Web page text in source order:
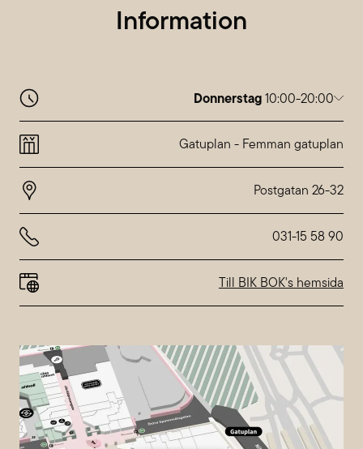
Information
Donnerstag10:00-20:00
Montag
10:00-20:00
10:00-20:00
10:00-20:00
Abweichende Öffnungszeiten beiNordstan
Gatuplan - Femman gatuplan
031-15 58 90
Till BIK BOK's hemsida